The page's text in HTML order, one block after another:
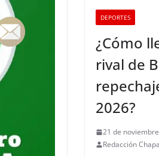
DEPORTES
¿Cómo
rival de
2026?
21 de
Redacción